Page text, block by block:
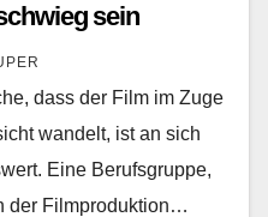
sein
dass der Film im Zuge
wandelt, ist an sich
Eine Berufsgruppe,
der Filmproduktion…